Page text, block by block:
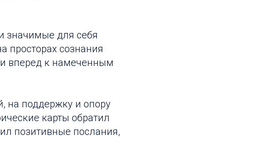
значимые для себя
просторах сознания
вперед к намеченным
на поддержку и опору
карты обратил
позитивные послания,